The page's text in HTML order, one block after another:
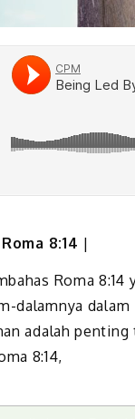
Roma 8:14 |
Roma
dalamnya
adalah
8:14,